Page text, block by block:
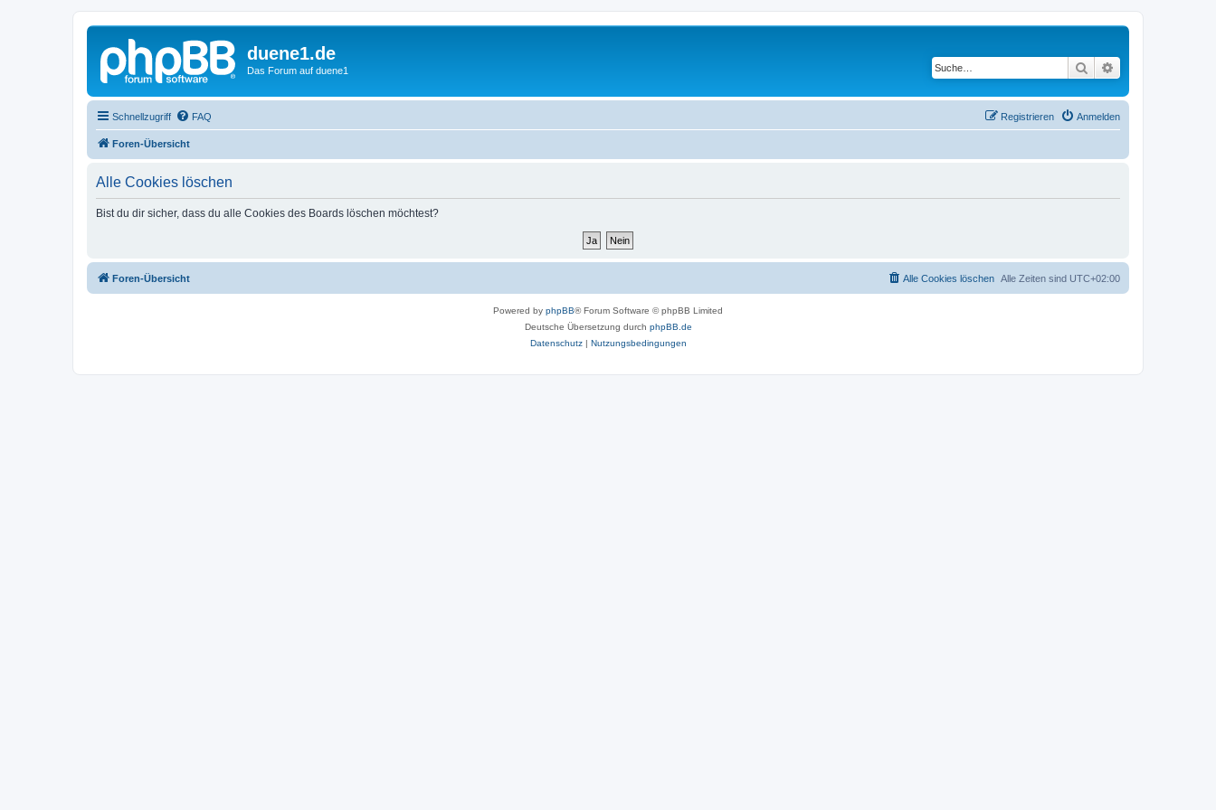
duene1.de
Das Forum auf duene1 Suche
Schnellzugriff FAQ Anmelden
Registrieren
Foren-Übersicht
Alle Cookies löschen
Bist du dir sicher, dass du alle Cookies des Boards löschen möchtest?
Foren-Übersicht Alle Zeiten sind UTC+02:00
Alle Cookies löschen
Powered by phpBB® Forum Software © phpBB Limited
Deutsche Übersetzung durch phpBB.de
Datenschutz| Nutzungsbedingungen